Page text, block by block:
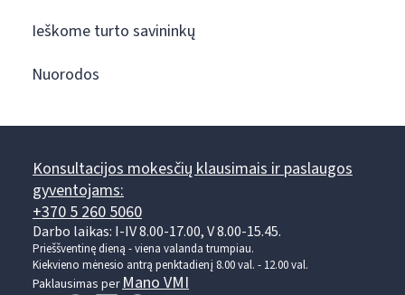
Ieškome turto savininkų
Nuorodos
Konsultacijos mokesčių klausimais ir paslaugos
gyventojams:
+370 5 260 5060
Darbo laikas: I-IV 8.00-17.00, V 8.00-15.45.
Prieššventinę dieną - viena valanda trumpiau.
Kiekvieno mėnesio antrą penktadienį 8.00 val. - 12.00 val.
Paklausimas perMano VMI